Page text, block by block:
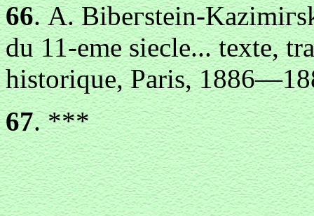
66. А. Вibегstein-
du 11-eme siecle... texte,
historique, Paris,
67. ***